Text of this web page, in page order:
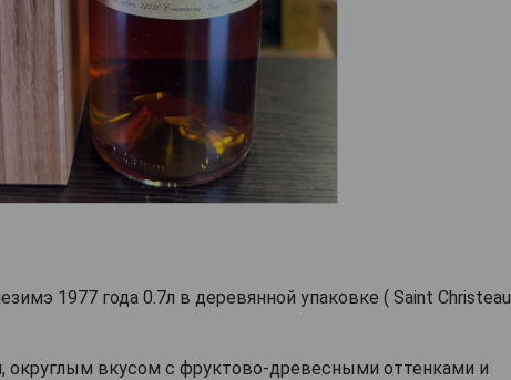
1977 года 0.7л в деревянной упаковке ( Saint Christeau
округлым вкусом с фруктово-древесными оттенками и